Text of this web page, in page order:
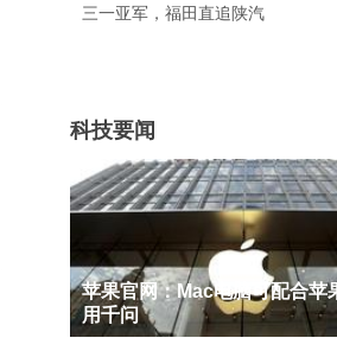
三一亚军，福田直追陕汽
科技要闻
苹果官网：Mac电脑可配合苹
用千问